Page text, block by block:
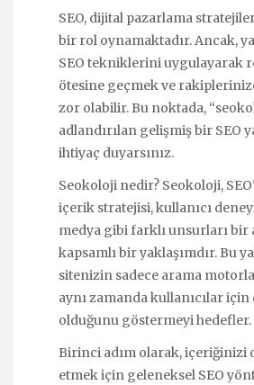
SEO, dijital pazarlama
bir rol oynamaktadır. Ancak,
SEO tekniklerini uygulayarak
ötesine geçmek ve
zor olabilir. Bu noktada,
adlandırılan gelişmiş bir SEO
ihtiyaç duyarsınız.
Seokoloji nedir? Seokoloji,
içerik stratejisi, kullanıcı
medya gibi farklı unsurları bir
kapsamlı bir yaklaşımdır. Bu
sitenizin sadece arama
aynı zamanda kullanıcılar için
olduğunu göstermeyi hedefler.
Birinci adım olarak, içeriğinizi
etmek için geleneksel SEO